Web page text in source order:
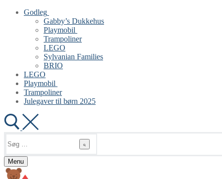
Godleg
Gabby’s Dukkehus
Playmobil
Trampoliner
LEGO
Sylvanian Families
BRIO
LEGO
Playmobil
Trampoliner
Julegaver til børn 2025
efter:
Menu